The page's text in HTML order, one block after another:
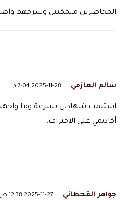
المحاضرين متمكنين وشرحهم
سالم العازمي 2025-11-28 7:04 م
استلمت شهادتي بسرعة وما
أكاديمي على الاحتراف.
جواهر القحطاني 2025-11-27 12:38 ص